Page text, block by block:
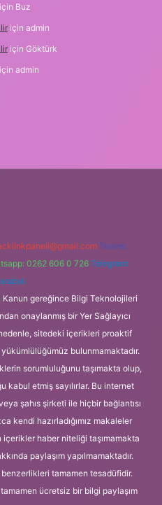
için Buz
için admin
için Göktürk
için admin
Teams:
0262 606 0 726 Telegram:
Kanun gereğince Bilgi Teknolojileri
onaylanmış bir Yer Sağlayıcı
sitedeki içerikleri proaktif
bulunmamaktadır.
sorumluluğunu taşımakta olup,
kabul etmiş sayılırlar. Bu internet
şahıs şirketi ile hiçbir bağlantısı
kendi hazırladığımız makaleler
içerikler haber niteliği taşımamakta
paylaşım yapılmamaktadır.
tamamen tesadüfidir.
ücretsiz bir bilgi paylaşım